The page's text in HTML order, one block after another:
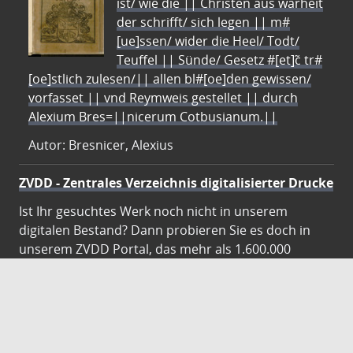
der schrifft/ sich legen || m#
[ue]ssen/ wider die Heel/ Todt/
Teuffel || Sünde/ Gesetz #[et]c̃ tr#
[oe]stlich zulesen/|| allen bl#[oe]den gewissen/
vorfasset || vnd Reymweis gestellet || durch
Alexium Bres=||nicerum Cotbusianum.||
Autor: Bresnicer, Alexius
ZVDD - Zentrales Verzeichnis digitalisierter Drucke
Ist Ihr gesuchtes Werk noch nicht in unserem
digitalen Bestand? Dann probieren Sie es doch in
unserem ZVDD Portal, das mehr als 1.600.000